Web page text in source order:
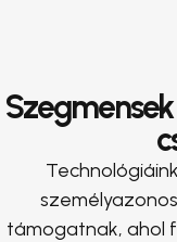
támogatnak, ahol